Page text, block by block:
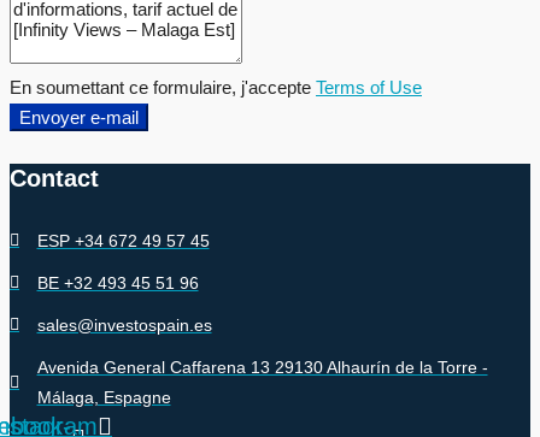
En soumettant ce formulaire, j'accepte Terms of Use
Envoyer e-mail
Contact
ESP +34 672 49 57 45
BE +32 493 45 51 96
sales@investospain.es
Avenida General Caffarena 13 29130 Alhaurín de la Torre -
Málaga, Espagne